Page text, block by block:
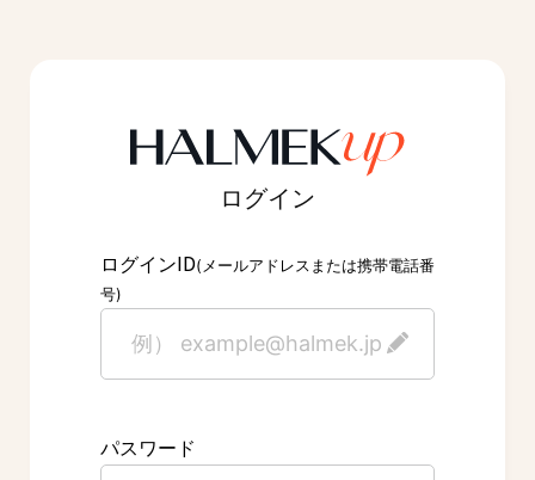
ログイン
ログインID(メールアドレスまたは携帯電話番
号)
パスワード